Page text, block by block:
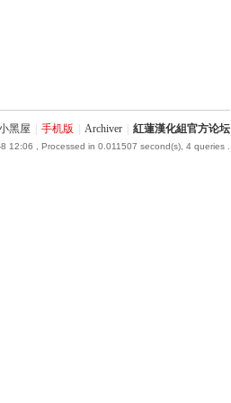
黑屋 手机版 Archiver 紅蓮漢化組官方论坛
12:06 , Processed in 0.011507 second(s), 4 queries .